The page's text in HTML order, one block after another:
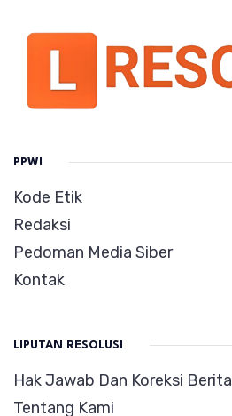
PPWI
Kode Etik
Redaksi
Pedoman Media Siber
Kontak
LIPUTAN RESOLUSI
Hak Jawab Dan Koreksi Berita
Tentang Kami